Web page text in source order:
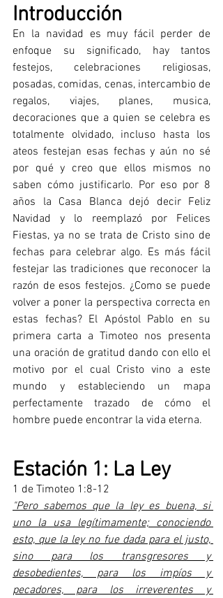
Introducción
En la navidad es muy fácil perder de
enfoque su significado, hay tantos
festejos, celebraciones religiosas,
posadas, comidas, cenas, intercambio de
regalos, viajes, planes, musica,
decoraciones que a quien se celebra es
totalmente olvidado, incluso hasta los
ateos festejan esas fechas y aún no sé
por qué y creo que ellos mismos no
saben cómo justificarlo. Por eso por 8
años la Casa Blanca dejó decir Feliz
Navidad y lo reemplazó por Felices
Fiestas, ya no se trata de Cristo sino de
fechas para celebrar algo. Es más fácil
festejar las tradiciones que reconocer la
razón de esos festejos. ¿Como se puede
volver a poner la perspectiva correcta en
estas fechas? El Apóstol Pablo en su
primera carta a Timoteo nos presenta
una oración de gratitud dando con ello el
motivo por el cual Cristo vino a este
mundo y estableciendo un mapa
perfectamente trazado de cómo el
hombre puede encontrar la vida eterna.
Estación 1: La Ley
1 de Timoteo 1:8-12
"Pero sabemos que la ley es buena, si
uno la usa legítimamente; conociendo
esto, que la ley no fue dada para el justo,
sino para los transgresores y
desobedientes, para los impíos y
pecadores, para los irreverentes y